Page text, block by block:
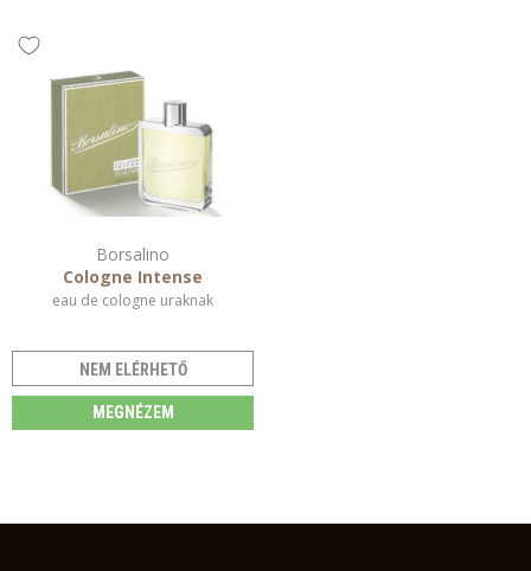
Borsalino
Cologne Intense
eau de cologne uraknak
NEM ELÉRHETŐ
MEGNÉZEM